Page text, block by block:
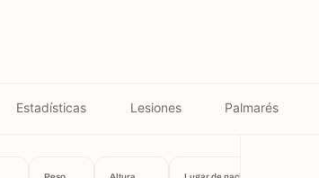
Estadísticas Lesiones Palmarés